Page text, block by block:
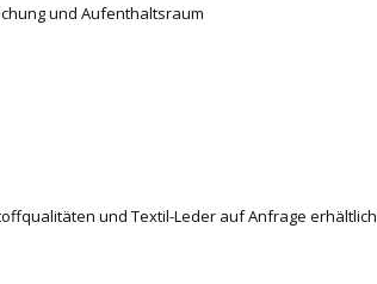
und Aufenthaltsraum
und Textil-Leder auf Anfrage erhältlich